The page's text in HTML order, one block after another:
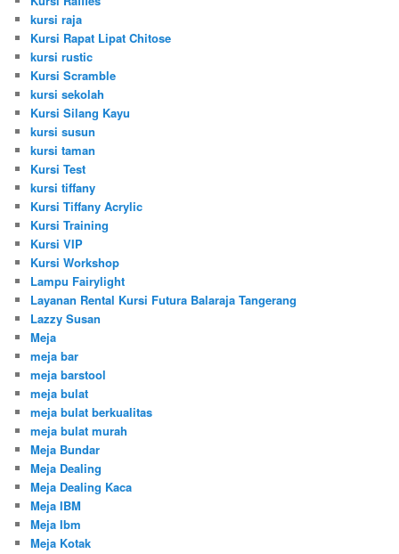
kursi raja
Kursi Rapat Lipat Chitose
kursi rustic
Kursi Scramble
kursi sekolah
Kursi Silang Kayu
kursi susun
kursi taman
Kursi Test
kursi tiffany
Kursi Tiffany Acrylic
Kursi Training
Kursi VIP
Kursi Workshop
Lampu Fairylight
Layanan Rental Kursi Futura Balaraja Tangerang
Lazzy Susan
Meja
meja bar
meja barstool
meja bulat
meja bulat berkualitas
meja bulat murah
Meja Bundar
Meja Dealing
Meja Dealing Kaca
Meja IBM
Meja Ibm
Meja Kotak